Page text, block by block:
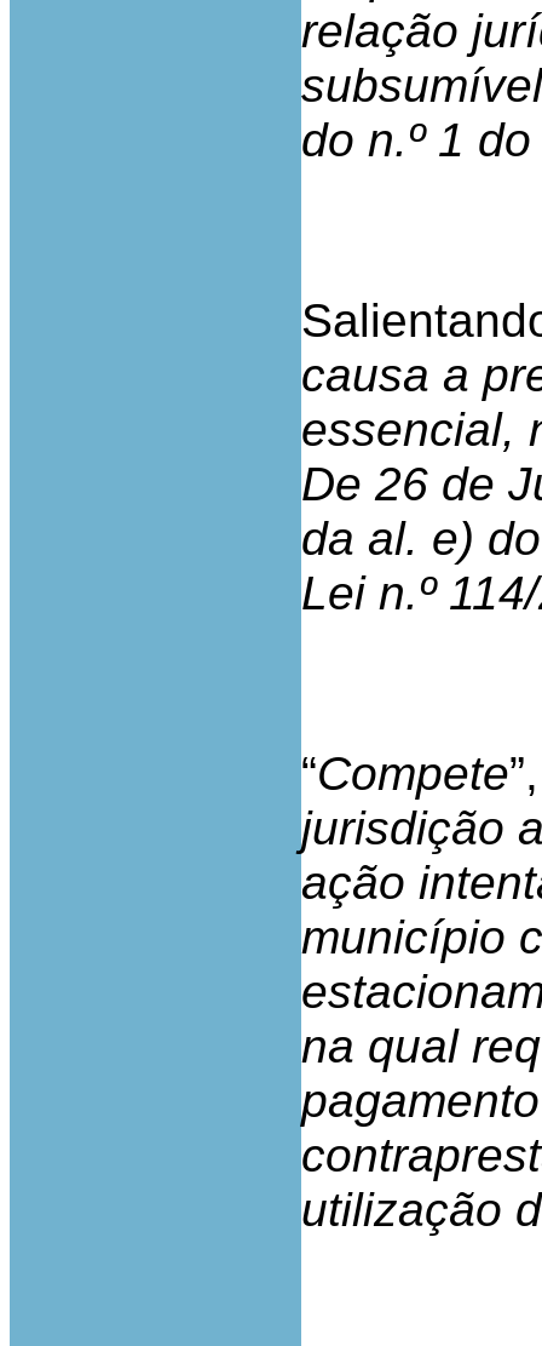
relação
do n.º 1
causa a
essencial,
De 26 de
da al. e)
Lei n.º
“Compete
jurisdição
ação
município
na qual
utilização